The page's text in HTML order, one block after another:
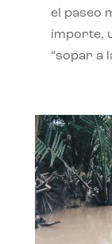
el paseo
importe,
“sopar a